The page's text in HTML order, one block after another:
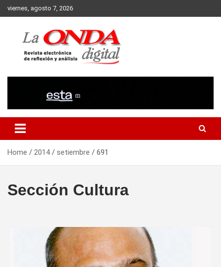
Skip
to
viernes, agosto 7, 2026
Home 2014 setiembre 691